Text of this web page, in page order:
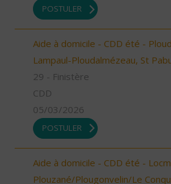
POSTULER
Aide à domicile - CDD été -
Lampaul-Ploudalmézeau, St
29 - Finistère
CDD
05/03/2026
POSTULER
Aide à domicile - CDD été -
Plouzané/Plougonvelin/Le